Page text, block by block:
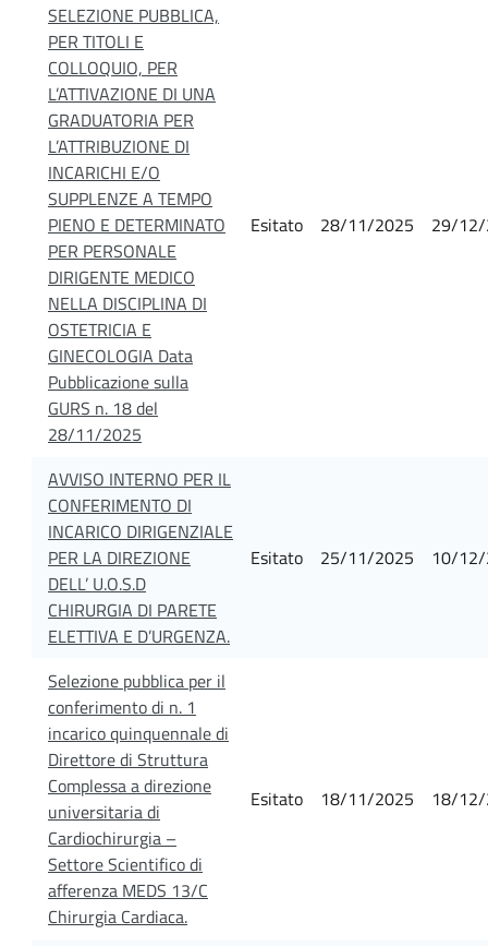
SELEZIONE PUBBLICA,
PER TITOLI E
COLLOQUIO, PER
L’ATTIVAZIONE DI UNA
GRADUATORIA PER
L’ATTRIBUZIONE DI
INCARICHI E/O
SUPPLENZE A TEMPO
PIENO E DETERMINATO
PER PERSONALE
DIRIGENTE MEDICO
NELLA DISCIPLINA DI
OSTETRICIA E
GINECOLOGIA Data
Pubblicazione sulla
GURS n. 18 del
28/11/2025
Esitato 28/11/2025 29/
AVVISO INTERNO PER IL
CONFERIMENTO DI
INCARICO DIRIGENZIALE
PER LA DIREZIONE
DELL’ U.O.S.D
CHIRURGIA DI PARETE
ELETTIVA E D’URGENZA.
Esitato 25/11/2025 10/
Selezione pubblica per il
conferimento di n. 1
incarico quinquennale di
Direttore di Struttura
Complessa a direzione
universitaria di
Cardiochirurgia –
Settore Scientifico di
afferenza MEDS 13/C
Chirurgia Cardiaca.
Esitato 18/11/2025 18/